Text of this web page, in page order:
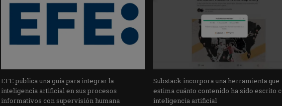
EFE publica una guía para integrar la
inteligencia artificial en sus procesos
informativos con supervisión humana
Substack incorpora una herramienta que
estima cuánto contenido ha sido escrito
inteligencia artificial